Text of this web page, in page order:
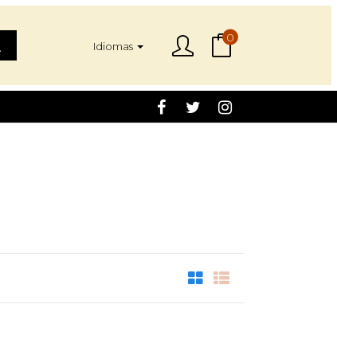
Idiomas
0